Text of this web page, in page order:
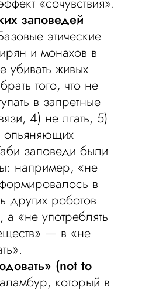
заповедей
этические
и монахов в
убивать живых
того, что не
в запретные
4) не лгать, 5)
опьяняющих
заповеди были
например, «не
в
других роботов
«не употреблять
— в «не
(not to
который в